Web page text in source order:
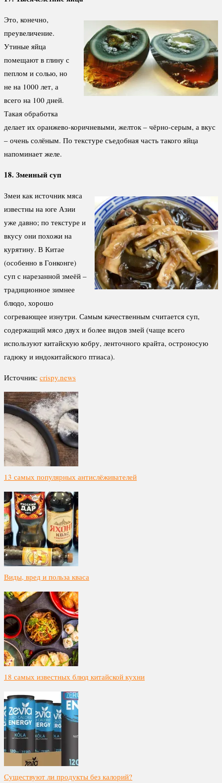
Это, конечно,
преувеличение.
Утиные яйца
помещают в глину с
пеплом и солью, но
не на 1000 лет, а
всего на 100 дней.
Такая обработка
делает их оранжево-коричневыми, желток – чёрно-серым, а вкус
– очень солёным. По текстуре съедобная часть такого яйца
напоминает желе.
18. Змеиный суп
Змеи как источник мяса
известны на юге Азии
уже давно; по текстуре и
вкусу они похожи на
курятину. В Китае
(особенно в Гонконге)
суп с нарезанной змеёй –
традиционное зимнее
блюдо, хорошо
согревающее изнутри. Самым качественным считается суп,
содержащий мясо двух и более видов змей (чаще всего
используют китайскую кобру, ленточного крайта, остроносую
гадюку и индокитайского птиаса).
Источник: crispy.news
13 самых популярных антислёживателей
Виды, вред и польза кваса
18 самых известных блюд китайской кухни
Существуют ли продукты без калорий?